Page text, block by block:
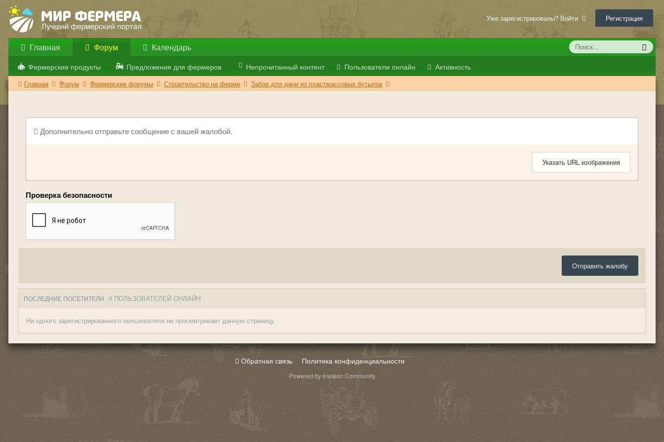
Уже зарегистрированы? Войти Регистрация
Главная Форум
Фермерские продукты Предложения для фермеров Непрочитанный контент Пользователи онлайн Активность
Календарь
Главная Форум Фермерские форумы Строительство на ферме Забор для дачи из пластмассовых бутылок
Дополнительно отправьте сообщение с вашей жалобой.
Указать URL изображения
Проверка безопасности
Отправить жалобу
ПОСЛЕДНИЕ ПОСЕТИТЕЛИ 0 ПОЛЬЗОВАТЕЛЕЙ ОНЛАЙН
Ни одного зарегистрированного пользователя не просматривает данную страницу
Обратная связь Политика конфиденциальности
Powered by Invision Community